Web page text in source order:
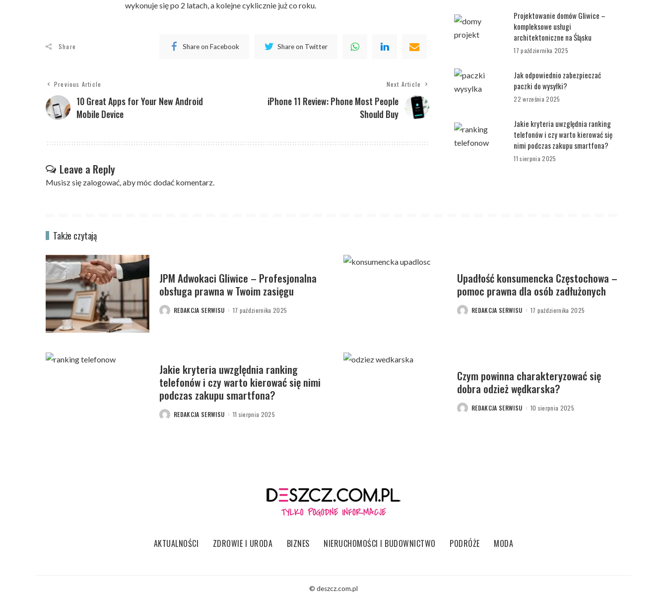
wykonuje się po 2 latach, a kolejne cyklicznie już co roku.
Share Share on Facebook Share on Twitter
Previous Article
10 Great Apps for Your New Android
Mobile Device
Next Article
iPhone 11 Review: Phone Most People
Should Buy
Leave a Reply
Musisz się zalogować, aby móc dodać komentarz.
Projektowanie domów Gliwice –
kompleksowe usługi
architektoniczne na Śląsku
17 października 2025
Jak odpowiednio zabezpieczać
paczki do wysyłki?
22 września 2025
Jakie kryteria uwzględnia ranking
telefonów i czy warto kierować się
nimi podczas zakupu smartfona?
11 sierpnia 2025
Także czytają
JPM Adwokaci Gliwice – Profesjonalna
obsługa prawna w Twoim zasięgu
POSTEDREDAKCJA SERWISU 17 października 2025
Upadłość konsumencka Częstochowa –
pomoc prawna dla osób zadłużonych
POSTEDREDAKCJA SERWISU 17 października 2025
Jakie kryteria uwzględnia ranking
telefonów i czy warto kierować się nimi
podczas zakupu smartfona?
POSTEDREDAKCJA SERWISU 11 sierpnia 2025
Czym powinna charakteryzować się
dobra odzież wędkarska?
POSTEDREDAKCJA SERWISU 10 sierpnia 2025
AKTUALNOŚCI ZDROWIE I URODA BIZNES NIERUCHOMOŚCI I BUDOWNICTWO PODRÓŻE MODA
© deszcz.com.pl